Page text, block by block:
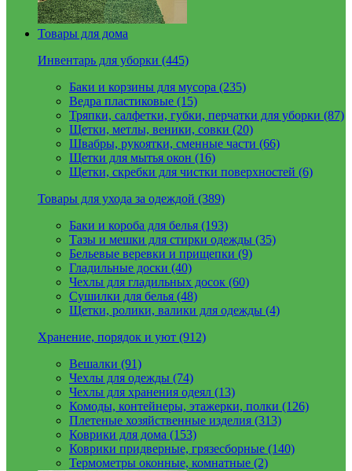
Товары для дома
Инвентарь для уборки (445)
Баки и корзины для мусора (235)
Ведра пластиковые (15)
Тряпки, салфетки, губки, перчатки для уборки (87)
Щетки, метлы, веники, совки (20)
Швабры, рукоятки, сменные части (66)
Щетки для мытья окон (16)
Щетки, скребки для чистки поверхностей (6)
Товары для ухода за одеждой (389)
Баки и короба для белья (193)
Тазы и мешки для стирки одежды (35)
Бельевые веревки и прищепки (9)
Гладильные доски (40)
Чехлы для гладильных досок (60)
Сушилки для белья (48)
Щетки, ролики, валики для одежды (4)
Хранение, порядок и уют (912)
Вешалки (91)
Чехлы для одежды (74)
Чехлы для хранения одеял (13)
Комоды, контейнеры, этажерки, полки (126)
Плетеные хозяйственные изделия (313)
Коврики для дома (153)
Коврики придверные, грязесборные (140)
Термометры оконные, комнатные (2)